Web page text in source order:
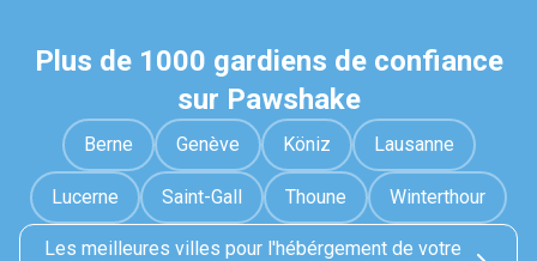
Plus de 1000 gardiens de confiance
sur Pawshake
Berne Genève Köniz Lausanne
Lucerne Saint-Gall Thoune Winterthour
Les meilleures villes pour l'hébérgement de votre